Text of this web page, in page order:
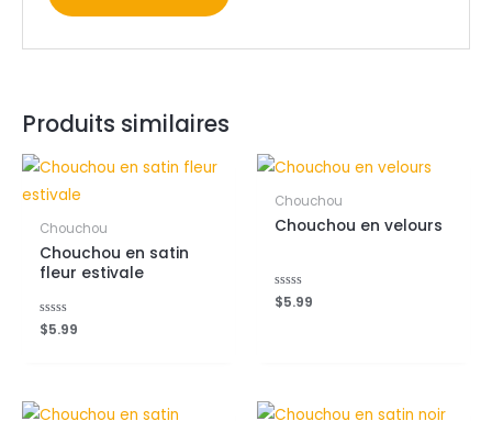
Produits similaires
Chouchou
Chouchou en satin
fleur estivale
Note
0
$5.99
Chouchou
Chouchou en velours
Note
0
$5.99